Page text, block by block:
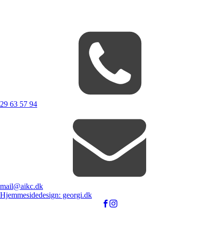
29 63 57 94
mail@aikc.dk
Hjemmesidedesign: georgi.dk